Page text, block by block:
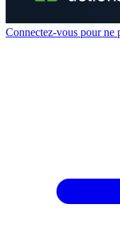
Connectez-vous pour ne